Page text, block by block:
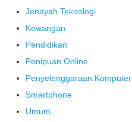
Jenayah Teknologi
Kewangan
Pendidikan
Penipuan Online
Penyelenggaraan Komputer
Smartphone
Umum